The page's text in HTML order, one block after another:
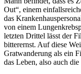
Out“, einem
das
von einem
letzten Drittel lässt der
bitterernst. Auf diese
Gratwanderung als ein
das Leben, also auch